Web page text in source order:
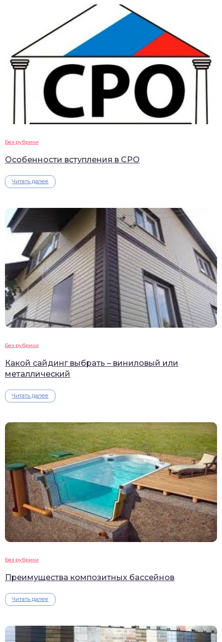
Без рубрики
Особенности вступления в СРО
Читать далее
Без рубрики
Какой сайдинг выбрать – виниловый или
металлический
Читать далее
Без рубрики
Преимущества композитных бассейнов
Читать далее